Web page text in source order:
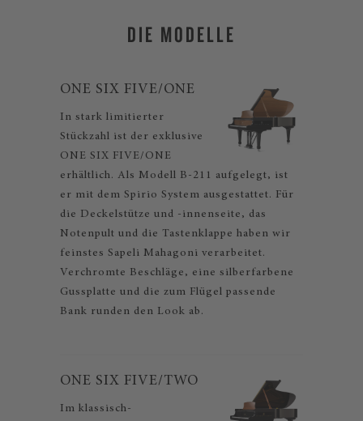
DIE MODELLE
ONE SIX FIVE/ONE
In stark limitierter
Stückzahl ist der exklusive
ONE SIX FIVE/ONE
erhältlich. Als Modell B-211 aufgelegt, ist
er mit dem Spirio System ausgestattet. Für
die Deckelstütze und -innenseite, das
Notenpult und die Tastenklappe haben wir
feinstes Sapeli Mahagoni verarbeitet.
Verchromte Beschläge, eine silberfarbene
Gussplatte und die zum Flügel passende
Bank runden den Look ab.
ONE SIX FIVE/TWO
Im klassisch-